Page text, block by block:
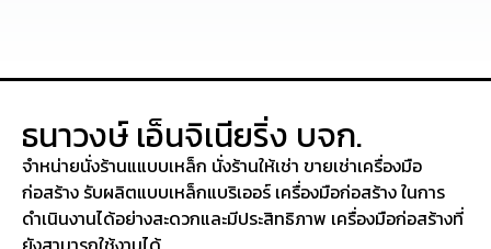
ธนาวงษ์ เอ็นจิเนียริ่ง บจก.
จำหน่ายนั่งร้านแแบบเหล็ก นั่งร้านให้เช่า ขายเช่าเครื่องมือ
ก่อสร้าง รับผลิตแบบเหล็กแบริเออร์ เครื่องมือก่อสร้าง ในการ
ดำเนินงานได้อย่างสะดวกและมีประสิทธิภาพ เครื่องมือก่อสร้างที่